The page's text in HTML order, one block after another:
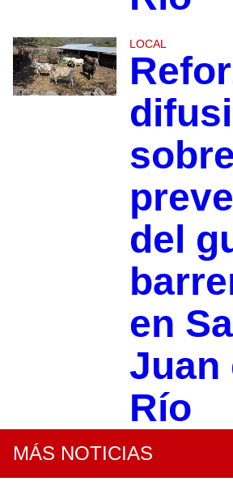
LOCAL
sobre
del
en
Juan
Río
MÁS NOTICIAS